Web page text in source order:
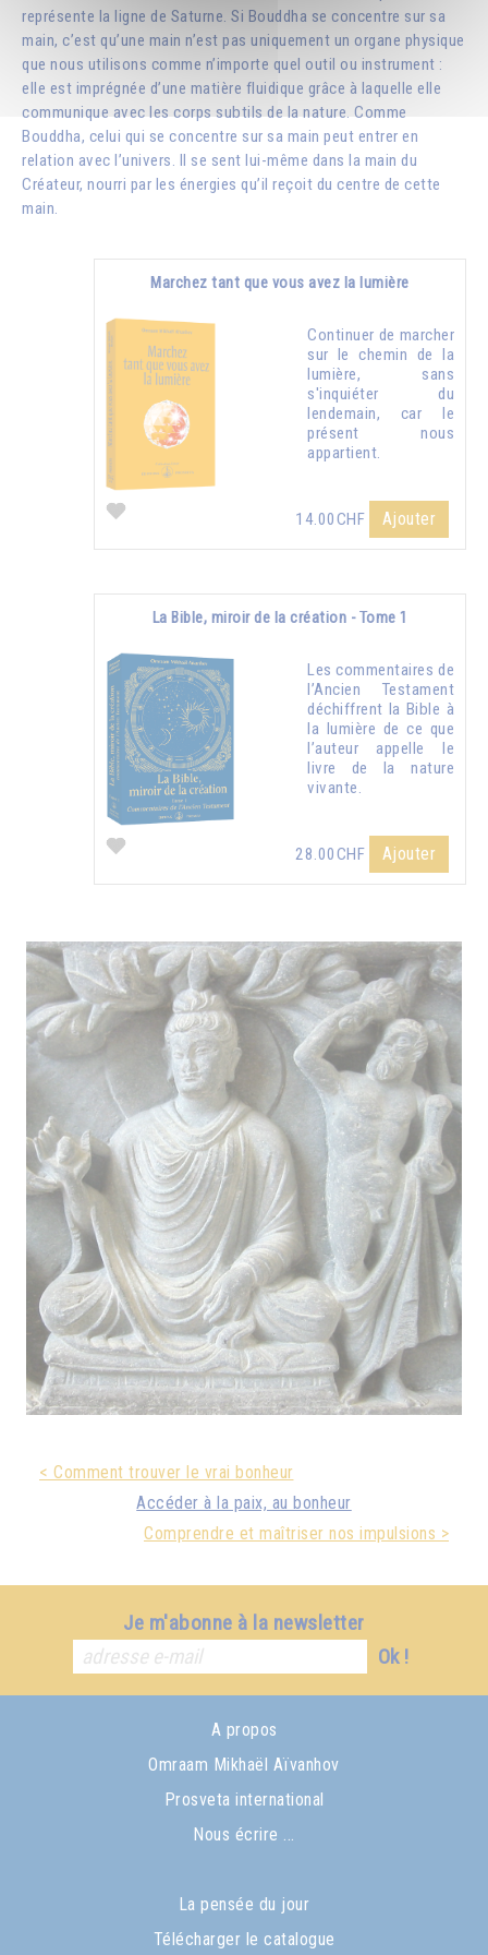
représente la ligne de Saturne. Si Bouddha se concentre sur sa
main, c’est qu’une main n’est pas uniquement un organe physique
que nous utilisons comme n’importe quel outil ou instrument :
elle est imprégnée d’une matière fluidique grâce à laquelle elle
communique avec les corps subtils de la nature. Comme
Bouddha, celui qui se concentre sur sa main peut entrer en
relation avec l’univers. Il se sent lui-même dans la main du
Créateur, nourri par les énergies qu’il reçoit du centre de cette
main.
Marchez tant que vous avez la lumière
Continuer de marcher
sur le chemin de la
lumière, sans
s'inquiéter du
lendemain, car le
présent nous
appartient.
14.00CHF Ajouter
La Bible, miroir de la création - Tome 1
Les commentaires de
l’Ancien Testament
déchiffrent la Bible à
la lumière de ce que
l’auteur appelle le
livre de la nature
vivante.
28.00CHF Ajouter
< Comment trouver le vrai bonheur
Accéder à la paix, au bonheur
Comprendre et maîtriser nos impulsions >
Je m'abonne à la newsletter
Ok !
A propos
Omraam Mikhaël Aïvanhov
Prosveta international
Nous écrire ...
La pensée du jour
Télécharger le catalogue